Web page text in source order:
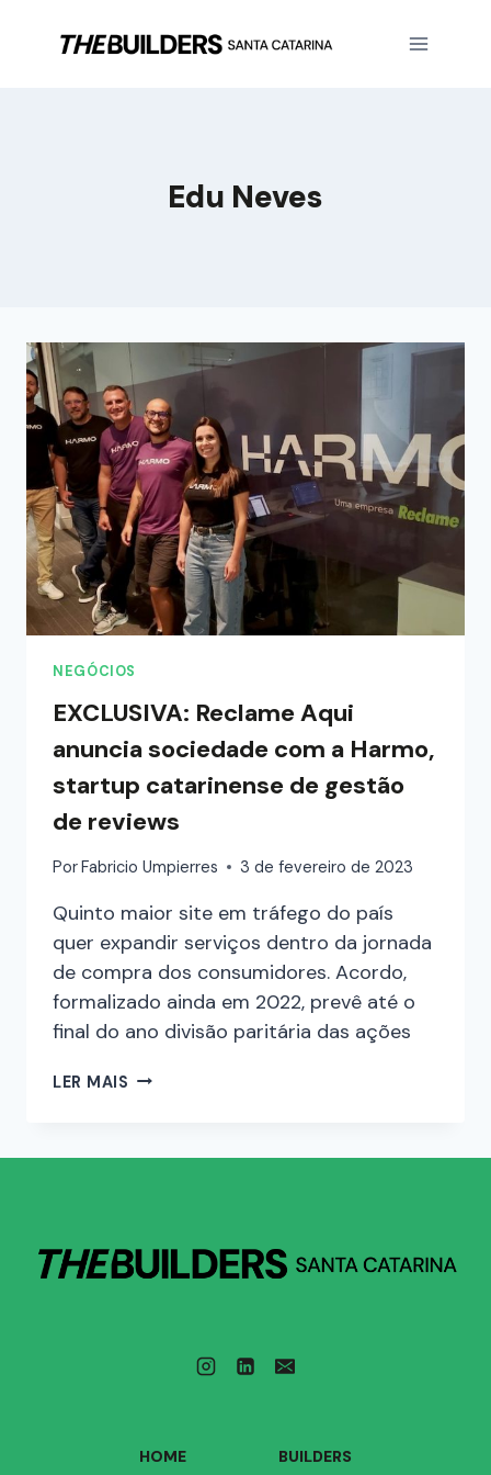
Edu Neves
NEGÓCIOS
EXCLUSIVA: Reclame Aqui
anuncia sociedade com a Harmo,
startup catarinense de gestão
de reviews
PorFabricio Umpierres 3 de fevereiro de 2023
Quinto maior site em tráfego do país
quer expandir serviços dentro da jornada
de compra dos consumidores. Acordo,
formalizado ainda em 2022, prevê até o
final do ano divisão paritária das ações
LER MAIS
HOME BUILDERS